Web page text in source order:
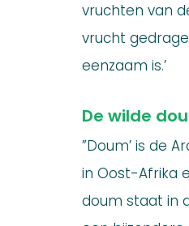
vruchten van
vrucht
eenzaam is.’
De wilde
”Doum’ is de
in Oost-Afrika
doum staat in